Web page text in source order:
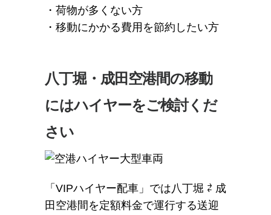
・荷物が多くない方
・移動にかかる費用を節約したい方
八丁堀・成田空港間の移動
にはハイヤーをご検討くだ
さい
「VIPハイヤー配車」では八丁堀 ⇄ 成
田空港間を定額料金で運行する送迎